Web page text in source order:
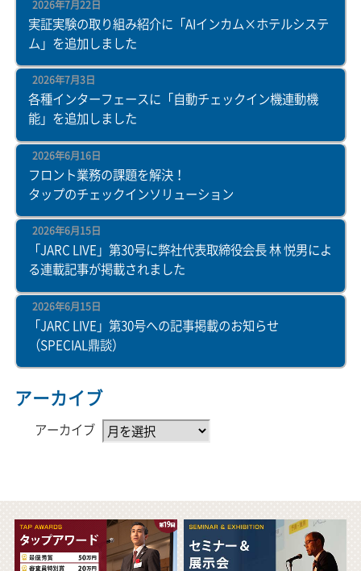
実証実験の取り組み紹介に「AIインカム×ホテルシステ
ム」を追加しました
2026年7月22日
各種インターフェースに「自動チェックイン機連動機
能」を追加しました
2026年7月3日
フロント業務の課題を解決！
タップのチェックインソリューション
2026年6月16日
「JARC LIVE」第30号に弊社代表取締役会長 林 悦男によ
る連載記事が掲載されました
2026年6月15日
「JARC LIVE」第30号への記事掲載のお知らせ
（SPECIAL鼎談）
2026年6月15日
アーカイブ
アーカイブ